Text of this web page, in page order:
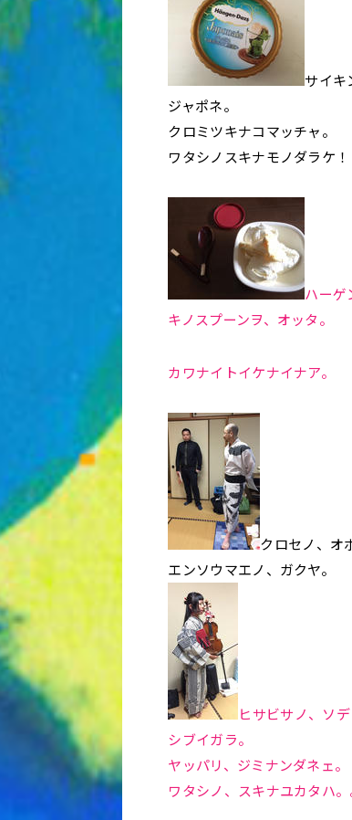
サイキ
ジャポネ。
クロミツキナコマッチャ。
ワタシノスキナモノダラケ！
ハーゲ
キノスプーンヲ、オッタ。
カワナイトイケナイナア。
クロセノ、オ
エンソウマエノ、ガクヤ。
ヒサビサノ、ソ
シブイガラ。
ヤッパリ、ジミナンダネェ。
ワタシノ、スキナユカタハ。